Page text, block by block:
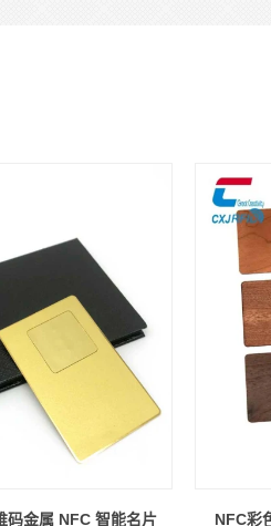
码金属 NFC 智能名片 NFC彩